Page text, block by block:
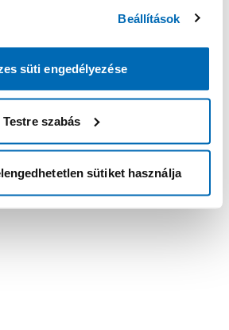
Beállítások
süti engedélyezése
Testre szabás
sütiket használja